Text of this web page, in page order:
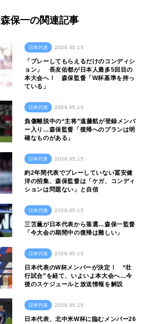
森保一の関連記事
日本代表 2026.05.15
「プレーしてもらえるだけのコンディシ
ョン」 長友佑都が日本人最多5回目の
本大会へ！ 森保監督「W杯基準を持っ
ている」
日本代表 2026.05.15
負傷離脱中の“主将”遠藤航が登録メンバ
ー入り…森保監督「復帰へのプランは明
確なものがある」
日本代表 2026.05.15
約2年間代表でプレーしていない冨安健
洋の招集、森保監督は「ケガ、コンディ
ションは問題ない」と自信
日本代表 2026.05.15
三笘薫が日本代表から落選…森保一監督
「今大会の期間中の復帰は難しい」
日本代表 2026.05.15
日本代表のW杯メンバーが決定！ “壮
行試合”を経て、いよいよ本大会へ…今
後のスケジュールと放送情報を解説
日本代表 2026.05.15
日本代表、北中米W杯に臨むメンバー26